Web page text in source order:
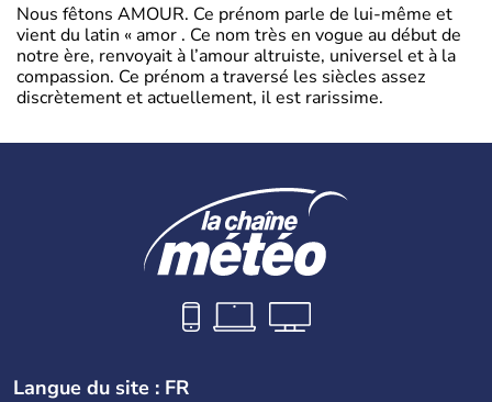
Nous fêtons AMOUR. Ce prénom parle de lui-même et
vient du latin « amor . Ce nom très en vogue au début de
notre ère, renvoyait à l’amour altruiste, universel et à la
compassion. Ce prénom a traversé les siècles assez
discrètement et actuellement, il est rarissime.
Langue du site : FR